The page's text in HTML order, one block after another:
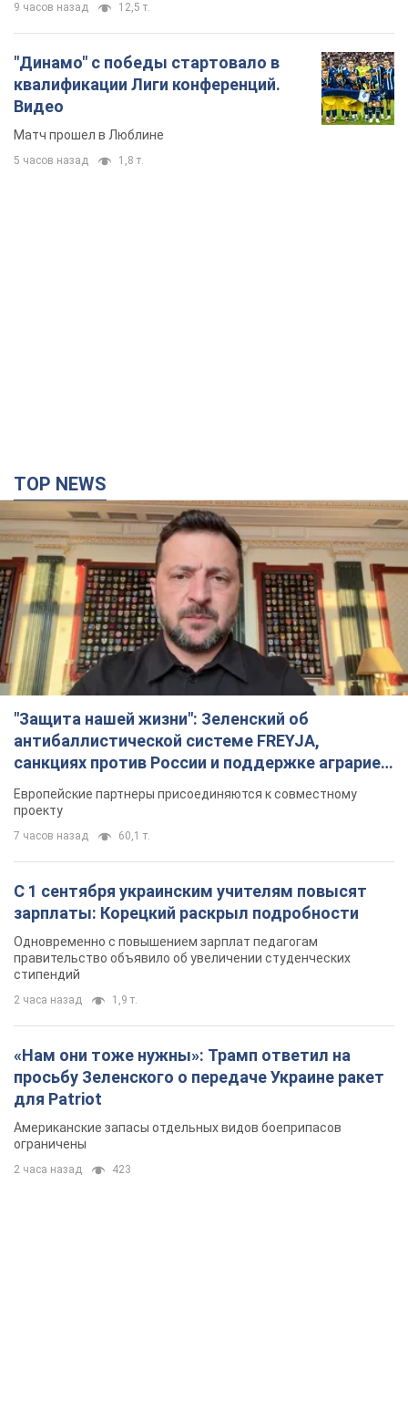
9 часов назад 12,5 т.
"Динамо" с победы стартовало в
квалификации Лиги конференций.
Видео
Матч прошел в Люблине
5 часов назад 1,8 т.
TOP NEWS
"Защита нашей жизни": Зеленский об
антибаллистической системе FREYJA,
санкциях против России и поддержке аграриев.
Видео
Европейские партнеры присоединяются к совместному
проекту
7 часов назад 60,1 т.
С 1 сентября украинским учителям повысят
зарплаты: Корецкий раскрыл подробности
Одновременно с повышением зарплат педагогам
правительство объявило об увеличении студенческих
стипендий
2 часа назад 1,9 т.
«Нам они тоже нужны»: Трамп ответил на
просьбу Зеленского о передаче Украине ракет
для Patriot
Американские запасы отдельных видов боеприпасов
ограничены
2 часа назад 423